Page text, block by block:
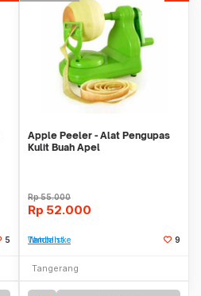
5
Apple Peeler - Alat Pengupas
Kulit Buah Apel
Rp55.000
Rp 52.000
Tambah ke Watchlist 9
Tangerang